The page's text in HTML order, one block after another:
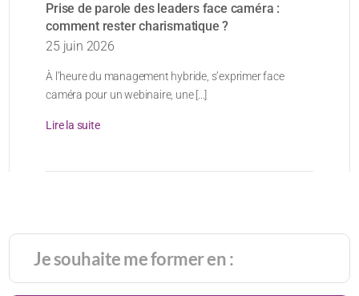
Prise de parole des leaders face caméra :
comment rester charismatique ?
25 juin 2026
À l’heure du management hybride, s’exprimer face
caméra pour un webinaire, une [...]
Lire la suite